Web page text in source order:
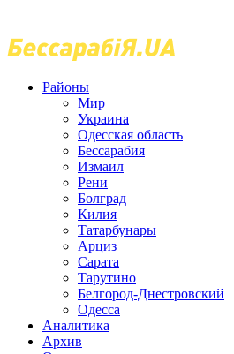
Районы
Мир
Украина
Одесская область
Бессарабия
Измаил
Рени
Болград
Килия
Татарбунары
Арциз
Сарата
Тарутино
Белгород-Днестровский
Одесса
Аналитика
Архив